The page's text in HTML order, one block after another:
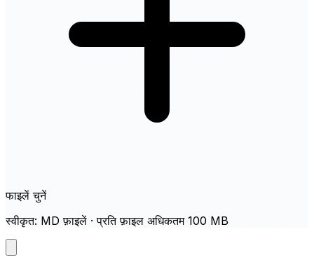
फाइलें चुनें
स्वीकृत: MD फ़ाइलें · प्रति फ़ाइल अधिकतम 100 MB